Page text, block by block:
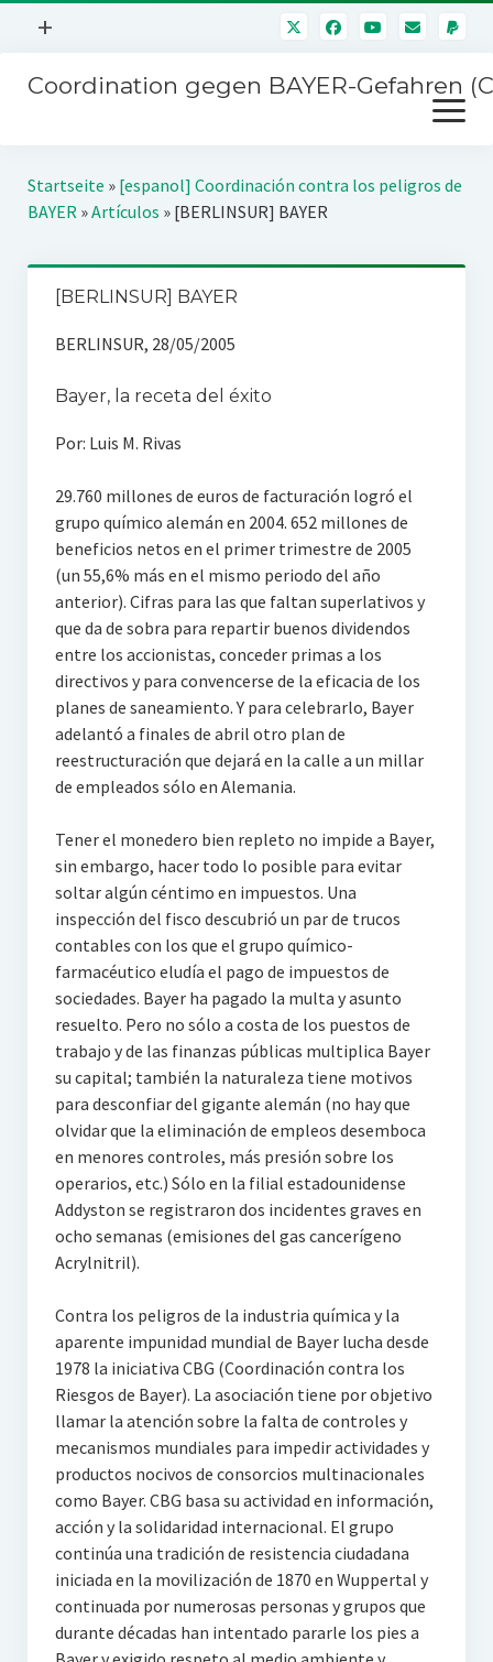
Menü
+
Mitmachen
Über uns
Impressum
Coordination gegen BAYER-Gefahren
Menü
öffnen
Kampagnen
BAYER-Hauptversammlungen
Startseite » [espanol] Coordinación contra los peligros de
BAYER»Artículos » [BERLINSUR] BAYER
[BERLINSUR] BAYER
BERLINSUR, 28/05/2005
Bayer, la receta del éxito
Por: Luis M. Rivas
29.760 millones de euros de facturación logró el
grupo químico alemán en 2004. 652 millones de
beneficios netos en el primer trimestre de 2005
(un 55,6% más en el mismo periodo del año
anterior). Cifras para las que faltan superlativos y
que da de sobra para repartir buenos dividendos
entre los accionistas, conceder primas a los
directivos y para convencerse de la eficacia de los
planes de saneamiento. Y para celebrarlo, Bayer
adelantó a finales de abril otro plan de
reestructuración que dejará en la calle a un millar
de empleados sólo en Alemania.
Tener el monedero bien repleto no impide a Bayer,
sin embargo, hacer todo lo posible para evitar
soltar algún céntimo en impuestos. Una
inspección del fisco descubrió un par de trucos
contables con los que el grupo químico-
farmacéutico eludía el pago de impuestos de
sociedades. Bayer ha pagado la multa y asunto
resuelto. Pero no sólo a costa de los puestos de
trabajo y de las finanzas públicas multiplica Bayer
su capital; también la naturaleza tiene motivos
para desconfiar del gigante alemán (no hay que
olvidar que la eliminación de empleos desemboca
en menores controles, más presión sobre los
operarios, etc.) Sólo en la filial estadounidense
Addyston se registraron dos incidentes graves en
ocho semanas (emisiones del gas cancerígeno
Acrylnitril).
Contra los peligros de la industria química y la
aparente impunidad mundial de Bayer lucha desde
1978 la iniciativa CBG (Coordinación contra los
Riesgos de Bayer). La asociación tiene por objetivo
llamar la atención sobre la falta de controles y
mecanismos mundiales para impedir actividades y
productos nocivos de consorcios multinacionales
como Bayer. CBG basa su actividad en información,
acción y la solidaridad internacional. El grupo
continúa una tradición de resistencia ciudadana
iniciada en la movilización de 1870 en Wuppertal y
continuada por numerosas personas y grupos que
durante décadas han intentado pararle los pies a